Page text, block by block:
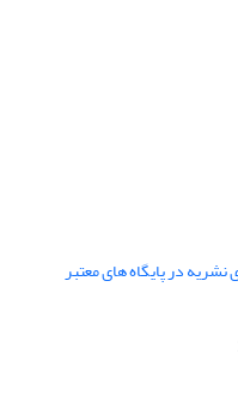
نشریه در پایگاه های معتبر